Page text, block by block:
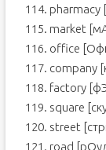
114.
115. market
116. office
117. company
118. factory
119. square
120. street
121. road